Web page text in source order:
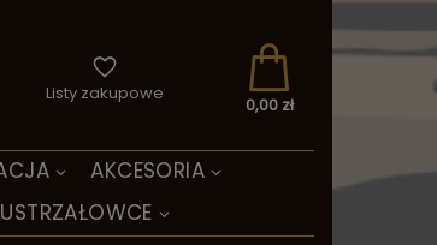
AKCESORIA
Listy zakupowe
0,00 zł